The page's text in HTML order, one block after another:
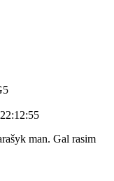
man. Gal rasim